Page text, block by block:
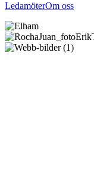
LedamöterOm oss